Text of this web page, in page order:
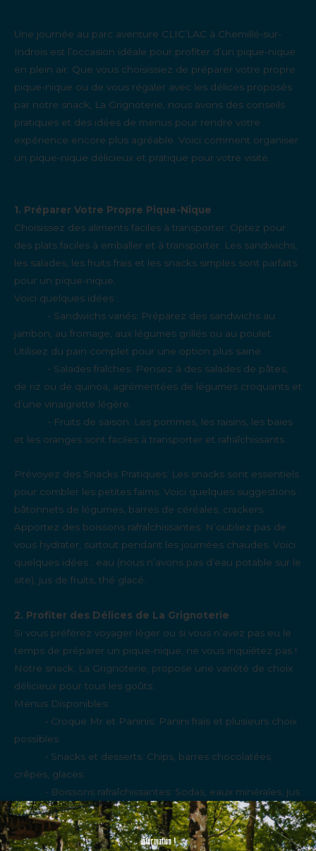
Une journée au parc aventure CLIC’LAC à Chemillé-sur-
Indrois est l’occasion idéale pour profiter d’un pique-nique
en plein air. Que vous choisissiez de préparer votre propre
pique-nique ou de vous régaler avec les délices proposés
par notre snack, La Grignoterie, nous avons des conseils
pratiques et des idées de menus pour rendre votre
expérience encore plus agréable. Voici comment organiser
un pique-nique délicieux et pratique pour votre visite.
1. Préparer Votre Propre Pique-Nique
Choisissez des aliments faciles à transporter: Optez pour
des plats faciles à emballer et à transporter. Les sandwichs,
les salades, les fruits frais et les snacks simples sont parfaits
pour un pique-nique.
Voici quelques idées :
• Sandwichs variés: Préparez des sandwichs au
jambon, au fromage, aux légumes grillés ou au poulet.
Utilisez du pain complet pour une option plus saine.
• Salades fraîches: Pensez à des salades de pâtes,
de riz ou de quinoa, agrémentées de légumes croquants et
d’une vinaigrette légère.
• Fruits de saison: Les pommes, les raisins, les baies
et les oranges sont faciles à transporter et rafraîchissants.
Prévoyez des Snacks Pratiques: Les snacks sont essentiels
pour combler les petites faims. Voici quelques suggestions :
bâtonnets de légumes, barres de céréales, crackers.
Apportez des boissons rafraîchissantes: N’oubliez pas de
vous hydrater, surtout pendant les journées chaudes. Voici
quelques idées : eau (nous n’avons pas d’eau potable sur le
site), jus de fruits, thé glacé.
2. Profiter des Délices de La Grignoterie
Si vous préférez voyager léger ou si vous n’avez pas eu le
temps de préparer un pique-nique, ne vous inquiétez pas !
Notre snack, La Grignoterie, propose une variété de choix
délicieux pour tous les goûts.
Menus Disponibles:
• Croque Mr et Paninis: Panini frais et plusieurs choix
possibles
• Snacks et desserts: Chips, barres chocolatées,
crêpes, glaces.
• Boissons rafraîchissantes: Sodas, eaux minérales, jus
de fruits, bière et boissons chaudes.
Information !